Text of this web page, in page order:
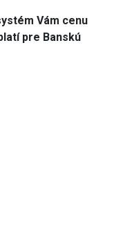
Vám cenu
pre Banskú